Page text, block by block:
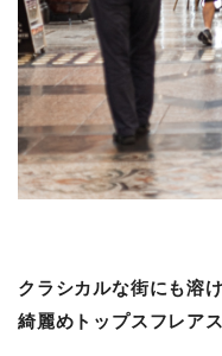
クラシカルな街にも溶
綺麗めトップスフレア